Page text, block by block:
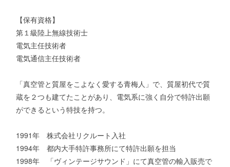
【保有資格】
第１級陸上無線技術士
電気主任技術者
電気通信主任技術者
「真空管と質屋をこよなく愛する青梅人」で、質屋初代で質
蔵を２つも建てたことがあり、電気系に強く自分で特許出願
ができるという特技を持つ。
1991年 株式会社リクルート入社
1994年 都内大手特許事務所にて特許出願を担当
1998年 「ヴィンテージサウンド」にて真空管の輸入販売で